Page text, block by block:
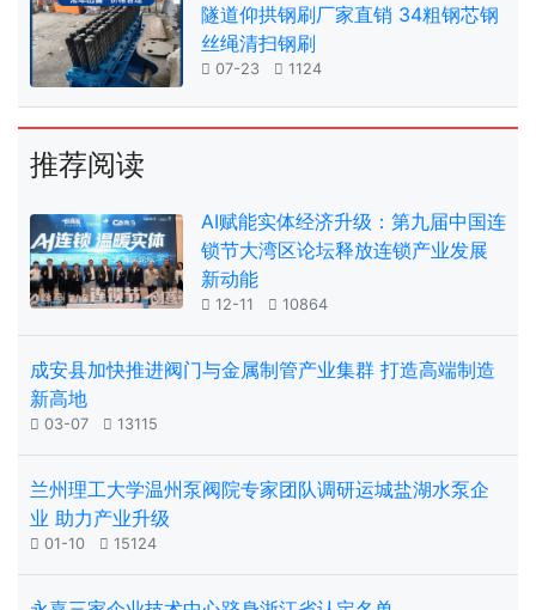
隧道仰拱钢刷厂家直销 34粗钢芯钢
丝绳清扫钢刷
 07-23  1124
推荐阅读
AI赋能实体经济升级：第九届中国连
锁节大湾区论坛释放连锁产业发展
新动能
 12-11  10864
成安县加快推进阀门与金属制管产业集群 打造高端制造
新高地
 03-07  13115
兰州理工大学温州泵阀院专家团队调研运城盐湖水泵企
业 助力产业升级
 01-10  15124